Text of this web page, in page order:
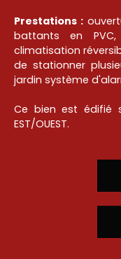
Prestations :
battants en
climatisation
de stationner
jardin système
Ce bien est édifié
EST/OUEST.